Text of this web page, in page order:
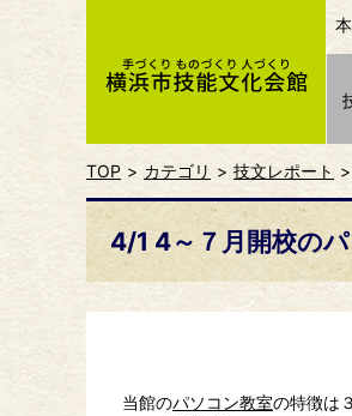
TOP カテゴリ 技文レポート
4/1 4～７月開校の
当館のパソコン教室の特徴は